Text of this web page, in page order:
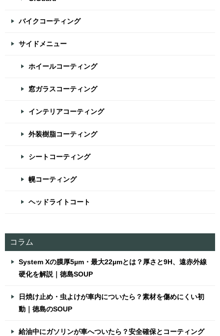
バイクコーティング
サイドメニュー
ホイールコーティング
窓ガラスコーティング
インテリアコーティング
外装樹脂コーティング
シートコーティング
幌コーティング
ヘッドライトコート
コラム
System Xの膜厚5µm・最大22µmとは？厚さと9H、遠赤外線
硬化を解説｜徳島SOUP
日焼け止め・虫よけが車内についたら？素材を傷めにくい初
動｜徳島のSOUP
給油中にガソリンが車へついたら？安全確保とコーティング